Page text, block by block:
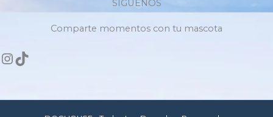
SÍGUENOS
Comparte momentos con tu mascota